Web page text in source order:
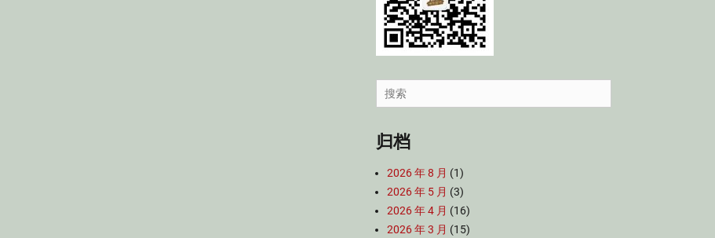
Search
for:
归档
2026 年 8 月 (1)
2026 年 5 月 (3)
2026 年 4 月 (16)
2026 年 3 月 (15)